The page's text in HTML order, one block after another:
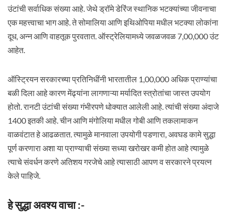
उंटांची सर्वाधिक संख्या आहे. जेथे ड्रॉमे डेरिंज स्थानिक भटक्यांच्या जीवनाचा
एक महत्त्वाचा भाग आहे. ते सोमालिया आणि इथिओपिया मधील भटक्या लोकांना
दूध, अन्न आणि वाहतूक पुरवतात. ऑस्ट्रेलियामध्ये जवळजवळ 7,00,000 उंट
आहेत.
ऑस्ट्रियन सरकारच्या प्रतिनिधींनी भारतातील 1,00,000 अधिक प्राण्यांचा
बळी दिला आहे कारण मेंढ्यांना लागणाऱ्या मर्यादित स्त्रोतांचा जास्त उपयोग
होतो. रानटी उंटांची संख्या गंभीरपणे धोक्यात आलेली आहे. त्यांची संख्या अंदाजे
1400 इतकी आहे. चीन आणि मंगोलिया मधील गोबी आणि तकलामाकन
वाळवंटात हे आढळतात. त्यामुळे मानवाला उपयोगी पडणारा, अवघड कामे सुद्धा
पूर्ण करणारा अशा या प्राण्याची संख्या सध्या खरोखर कमी होत आहे त्यामुळे
त्याचे संवर्धन करणे अतिशय गरजेचे आहे त्यासाठी आपण व सरकारने प्रयत्न
केले पाहिजे.
हे सुद्धा अवश्य वाचा :-